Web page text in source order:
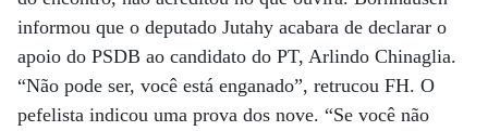
informou que o deputado Jutahy acabara de declarar o
apoio do PSDB ao candidato do PT, Arlindo Chinaglia.
“Não pode ser, você está enganado”, retrucou FH. O
pefelista indicou uma prova dos nove. “Se você não